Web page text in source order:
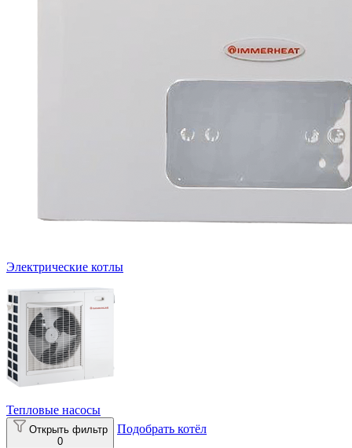
Электрические котлы
Тепловые насосы
Открыть фильтр
0
Подобрать котёл